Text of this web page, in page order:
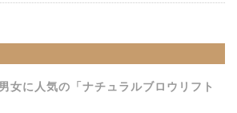
女に人気の「ナチュラルブロウリフト